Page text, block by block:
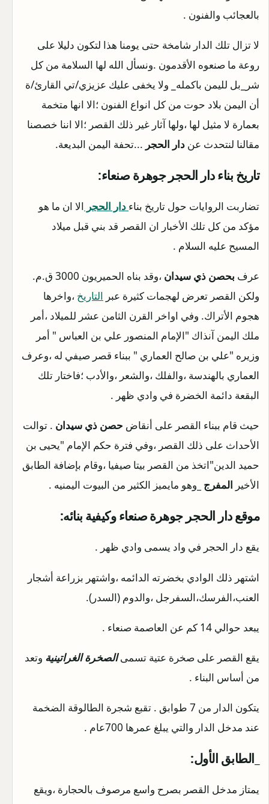
بالعجائب والفنون .
لا تزال تلك الدار شامخة حتى يومنا هذا لتكون دليلا على
روعة ما صنعوه الأقدمون .ونسأل الله لها السلامة من كل
شر_بل لليمن باكمله_ ولا يخفى عليك عزيزي/تي القارئ/ة
أن اليمن بلاد حوت من كل انواع الفنون ؛الا انها متخمة
بعمارة لا مثيل لها ،ولها آثار غير ذلك القصر ؛الا اننا خصصنا
مقالنا لنتحدث عن دار الحجر ...تحفة اليمن البديعة.
تاريخ بناء دار الحجر جوهرة صنعاء:
تضاربت الروايات حول تاريخ بناء دار الحجر الا ان ما هو
مؤكد من كل تلك الأخبار ان القصر قد بني قبل ميلاد
المسيح عليه السلام .
عرف بحصن ذي سيدان
،وقد بناه الحميريون 3000 ق.م.
ولكن القصر تعرض لهجمات كثيرة عبر التاريخ ،واخرها
هجوم الأتراك. وفي اواخر القرن الثامن عشر للميلاد ،أمر
ملك اليمن آنذاك "الإمام المنصور علي بن العباس " أمر
وزيره "علي بن صالح العماري " ببناء قصر صيفي له ،وعرف
العماري بالهندسة ،والفلك ،والشعر ،والأدب ؛فاختار تلك
البقعة دائمة الخضرة في وادي ظهر .
حيث قام ببناء القصر على أنقاض حصن ذي سيدان . توالت
الأحداث على ذلك القصر ،وفي فترة حكم الإمام "يحيى بن
حميد الدين"اتخذ من القصر بيتا صيفيا ،وقام بإضافة الطابق
الأخير المفرج _ وهو مايميز الكثير من البيوت اليمنيه .
موقع دار الحجر جوهرة صنعاء وكيفية بنائه:
يقع دار الحجر في واد يسمى وادي ظهر .
اشتهر ذلك الوادي بخضرته الدائمه ،واشتهر بزراعة أشجار
العنب،الفرسك،السفرجل ،والدوم (السدر).
يبعد حوالي 14 كم عن العاصمة صنعاء .
يقع القصر على صخرة عتية تسمىالصخرة الغراتينية وتعد
من أساس البناء .
يتكون الدار من 7 طوابق . تقبع شجرة الطالوقة الضخمة
عند مدخل الدار والتي يبلغ عمرها 700عام .
_الطابق الأول:
يمتاز مدخل القصر بصرح واسع مرصوف بالحجارة ،ويقع